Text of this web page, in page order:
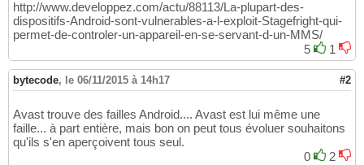
http://www.developpez.com/actu/88113/La-plupart-des-
dispositifs-Android-sont-vulnerables-a-l-exploit-Stagefright-qui-
permet-de-controler-un-appareil-en-se-servant-d-un-MMS/
5
1
bytecode, le 06/11/2015 à 14h17 #2
Avast trouve des failles Android.... Avast est lui même une
faille... à part entière, mais bon on peut tous évoluer souhaitons
qu'ils s'en aperçoivent tous seul.
0
2